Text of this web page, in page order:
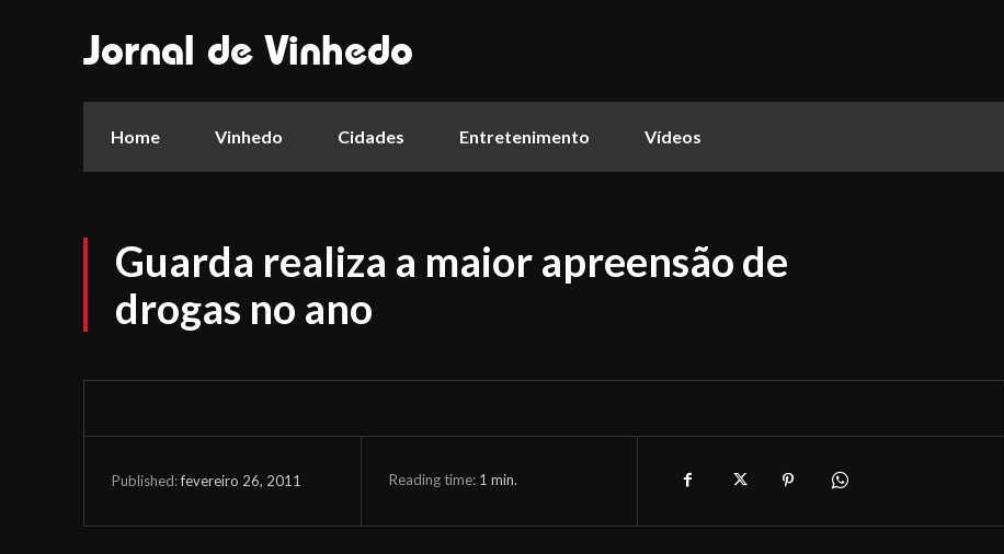
Jornal de Vinhedo
Home Vinhedo Cidades Entretenimento Vídeos
Guarda realiza a maior apreensão de
drogas no ano
Published:fevereiro 26, 2011 Reading time: 1 min.